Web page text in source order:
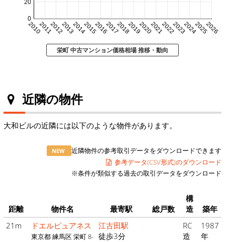
20102011201220132014201520162017201820192020202120222023202420252026
0
20
栄町 中古マンション価格相場 推移・動向
近隣の物件
大和ビルの近隣には以下のような物件があります。
NEW
近隣物件の参考取引データをダウンロードできます
参考データ(CSV形式)のダウンロード
※条件が類似する過去の取引データをダウンロード
距離 物件名 最寄駅 総戸数
構
造
築年
21m
ドエルピュアネス
東京都 練馬区 栄町 8-
江古田駅
徒歩3分
RC
造
1987
年